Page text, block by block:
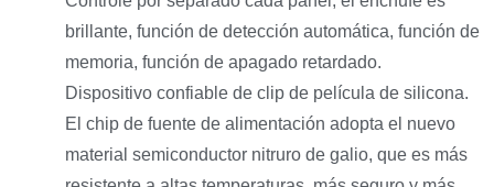
brillante, función de detección automática, función de
memoria, función de apagado retardado.
Dispositivo confiable de clip de película de silicona.
El chip de fuente de alimentación adopta el nuevo
material semiconductor nitruro de galio, que es más